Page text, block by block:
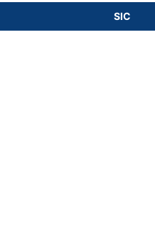
SIC